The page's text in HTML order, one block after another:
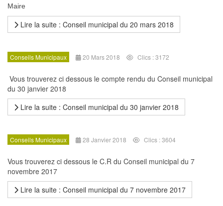
Maire
Lire la suite : Conseil municipal du 20 mars 2018
Conseils Municipaux 20 Mars 2018 Clics : 3172
Vous trouverez ci dessous le compte rendu du Conseil municipal
du 30 janvier 2018
Lire la suite : Conseil municipal du 30 janvier 2018
Conseils Municipaux 28 Janvier 2018 Clics : 3604
Vous trouverez ci dessous le C.R du Conseil municipal du 7
novembre 2017
Lire la suite : Conseil municipal du 7 novembre 2017